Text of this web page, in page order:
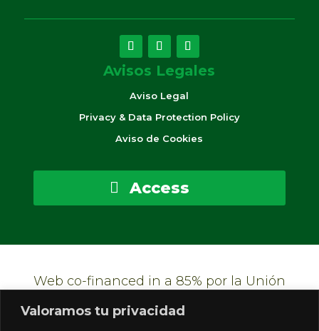
Valoramos tu privacidad
Avisos Legales
Aviso Legal
Privacy & Data Protection Policy
Aviso de Cookies
Access
Web co-financed in a 85% por la Unión
Europea
mediante el Fondo Europeo